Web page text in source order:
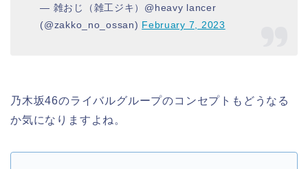
— 雑おじ（雑工ジキ）@heavy lancer
(@zakko_no_ossan) February 7, 2023
乃木坂46のライバルグループのコンセプトもどうなる
か気になりますよね。